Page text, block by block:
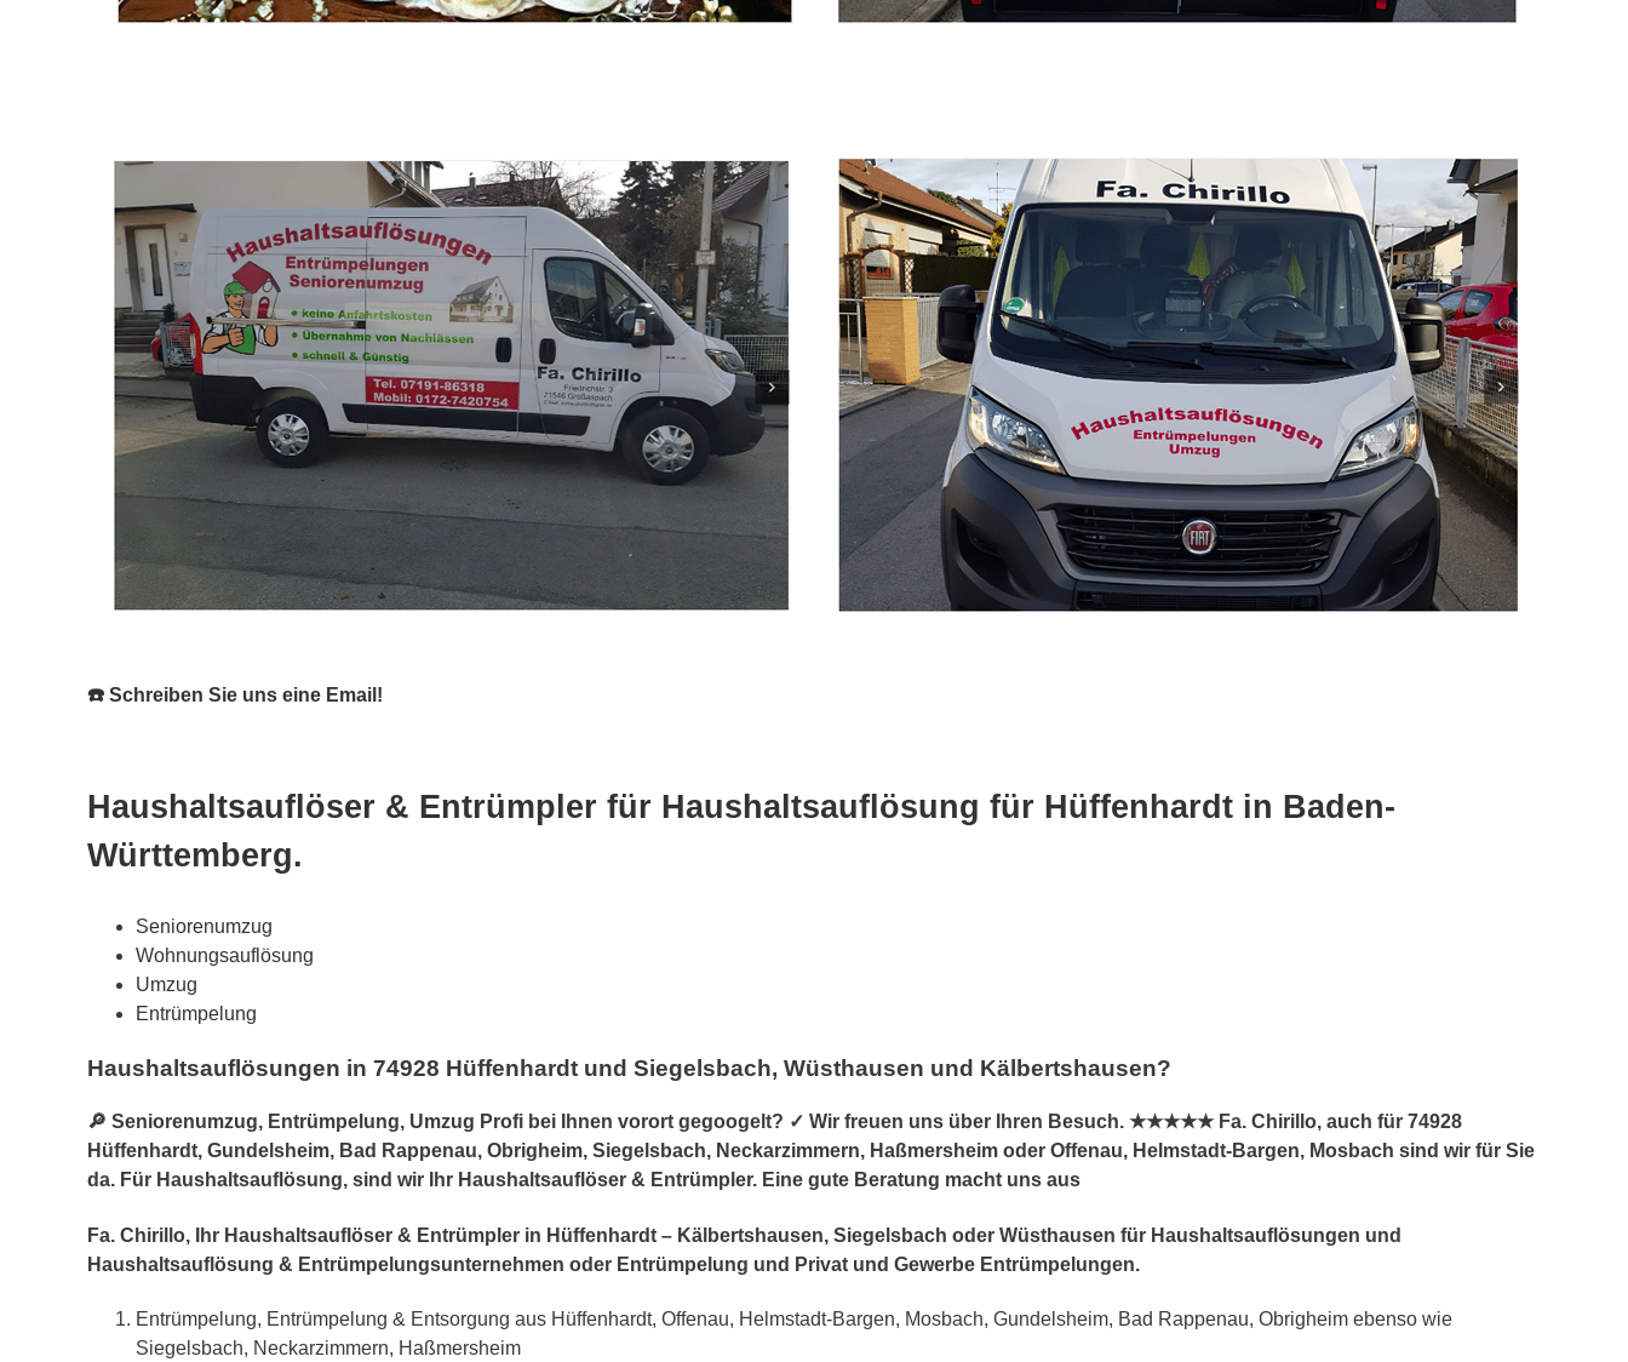
☎️ Schreiben Sie uns eine Email!
Haushaltsauflöser & Entrümpler für Haushaltsauflösung für Hüffenhardt in Baden-
Württemberg.
Seniorenumzug
Wohnungsauflösung
Umzug
Entrümpelung
Haushaltsauflösungen in 74928 Hüffenhardt und Siegelsbach, Wüsthausen und Kälbertshausen?
🔎 Seniorenumzug, Entrümpelung, Umzug Profi bei Ihnen vorort gegoogelt? ✓ Wir freuen uns über Ihren Besuch. ★★★★★ Fa. Chirillo, auch für 74928
Hüffenhardt, Gundelsheim, Bad Rappenau, Obrigheim, Siegelsbach, Neckarzimmern, Haßmersheim oder Offenau, Helmstadt-Bargen, Mosbach sind wir für Sie
da. Für Haushaltsauflösung, sind wir Ihr Haushaltsauflöser & Entrümpler. Eine gute Beratung macht uns aus
Fa. Chirillo, Ihr Haushaltsauflöser & Entrümpler in Hüffenhardt – Kälbertshausen, Siegelsbach oder Wüsthausen für Haushaltsauflösungen und
Haushaltsauflösung & Entrümpelungsunternehmen oder Entrümpelung und Privat und Gewerbe Entrümpelungen.
Entrümpelung, Entrümpelung & Entsorgung aus Hüffenhardt, Offenau, Helmstadt-Bargen, Mosbach, Gundelsheim, Bad Rappenau, Obrigheim ebenso wie
Siegelsbach, Neckarzimmern, Haßmersheim